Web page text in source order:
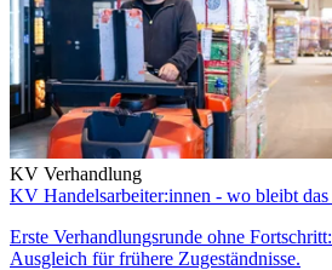
KV Verhandlung
KV Handelsarbeiter:innen - wo bleibt
Erste Verhandlungsrunde ohne
Ausgleich für frühere Zugeständnisse.